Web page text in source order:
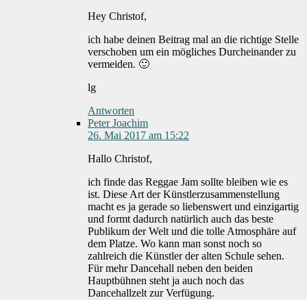
Hey Christof,
ich habe deinen Beitrag mal an die richtige Stelle
verschoben um ein mögliches Durcheinander zu
vermeiden. 🙂
lg
Antworten
Peter Joachim
26. Mai 2017 am 15:22
Hallo Christof,
ich finde das Reggae Jam sollte bleiben wie es
ist. Diese Art der Künstlerzusammenstellung
macht es ja gerade so liebenswert und einzigartig
und formt dadurch natürlich auch das beste
Publikum der Welt und die tolle Atmosphäre auf
dem Platze. Wo kann man sonst noch so
zahlreich die Künstler der alten Schule sehen.
Für mehr Dancehall neben den beiden
Hauptbühnen steht ja auch noch das
Dancehallzelt zur Verfügung.